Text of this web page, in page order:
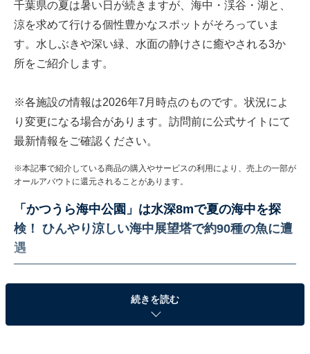
千葉県の夏は暑い日が続きますが、海中・渓谷・湖と、
涼を求めて行ける個性豊かなスポットがそろっていま
す。水しぶきや深い緑、水面の静けさに癒やされる3か
所をご紹介します。
※各施設の情報は2026年7月時点のものです。状況によ
り変更になる場合があります。訪問前に公式サイトにて
最新情報をご確認ください。
※本記事で紹介している商品の購入やサービスの利用により、売上の一部が
オールアバウトに還元されることがあります。
「かつうら海中公園」は水深8mで夏の海中を探
検！ ひんやり涼しい海中展望塔で約90種の魚に遭
遇
続きを読む